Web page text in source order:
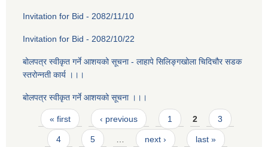
Invitation for Bid - 2082/11/10
Invitation for Bid - 2082/10/22
बोलपत्र स्वीकृत गर्ने आशयको सूचना - लाहापे सिलिङ्गखोला चिदिचौर सडक
स्तरोन्नती कार्य ।।।
बोलपत्र स्वीकृत गर्ने आशयको सूचना ।।।
Pages
« first ‹ previous 1 2 3
4 5 … next › last »